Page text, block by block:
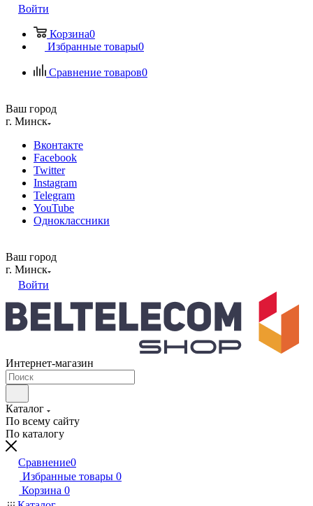
Войти
Корзина0
Избранные товары0
Сравнение товаров0
Ваш город
г. Минск
Вконтакте
Facebook
Twitter
Instagram
Telegram
YouTube
Одноклассники
Ваш город
г. Минск
Войти
Интернет-магазин
Каталог
По всему сайту
По каталогу
Сравнение0
Избранные товары 0
Корзина 0